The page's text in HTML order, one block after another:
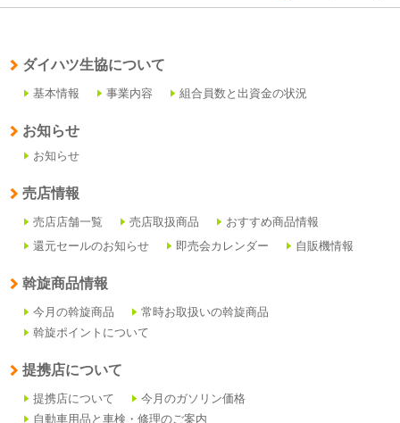
ダイハツ生協について
基本情報 事業内容 組合員数と出資金の状況
お知らせ
お知らせ
売店情報
売店店舗一覧 売店取扱商品
おすすめ商品情報
還元セールのお知らせ
即売会カレンダー 自販機情報
斡旋商品情報
今月の斡旋商品
常時お取扱いの斡旋商品
斡旋ポイントについて
提携店について
提携店について
今月のガソリン価格
自動車用品と車検・修理のご案内